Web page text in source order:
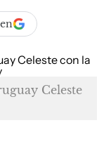
Celeste